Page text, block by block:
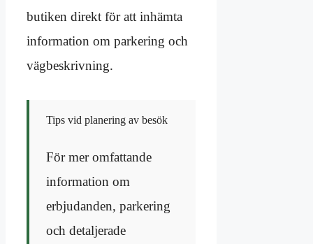
butiken direkt för att inhämta
information om parkering och
vägbeskrivning.
Tips vid planering av besök
För mer omfattande
information om
erbjudanden, parkering
och detaljerade